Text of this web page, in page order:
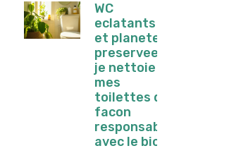
WC
eclatants
et planete
preservee :
je nettoie
mes
toilettes de
facon
responsable
avec le bio